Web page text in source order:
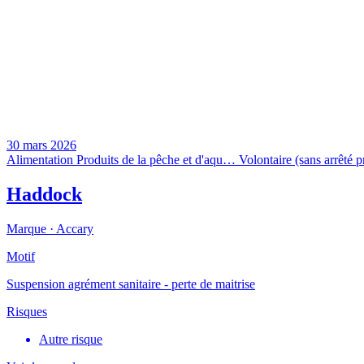
30 mars 2026
Alimentation Produits de la pêche et d'aqu… Volontaire (sans arrêté
Haddock
Marque · Accary
Motif
Suspension agrément sanitaire - perte de maitrise
Risques
Autre risque